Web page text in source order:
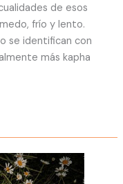
de esos
frío y lento.
se identifican con
más kapha